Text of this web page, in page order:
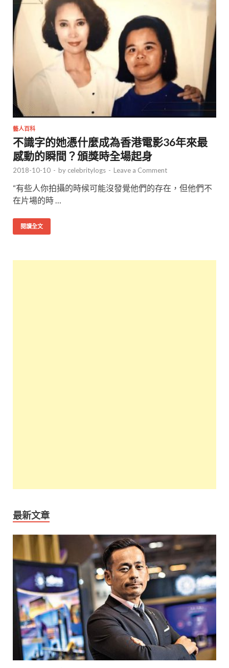
藝人百科
不識字的她憑什麼成為香港電影36年來最
感動的瞬間？頒獎時全場起身
2018-10-10 - by celebritylogs - Leave a Comment
“有些人你拍攝的時候可能沒發覺他們的存在，但他們不
在片場的時 …
閱讀全文
最新文章